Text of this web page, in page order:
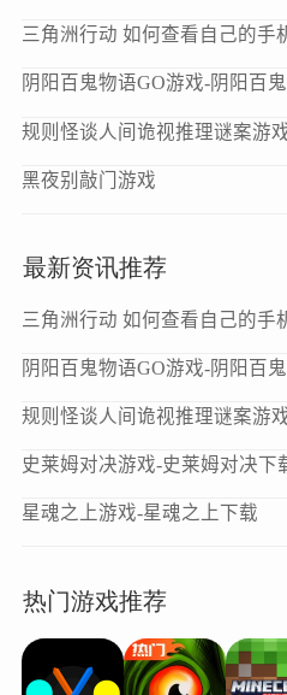
阴阳百鬼物语GO游戏-阴阳百
规则怪谈人间诡视推理谜案游
黑夜别敲门游戏
最新资讯推荐
阴阳百鬼物语GO游戏-阴阳百
规则怪谈人间诡视推理谜案游
史莱姆对决游戏-史莱姆对决下
星魂之上游戏-星魂之上下载
热门游戏推荐